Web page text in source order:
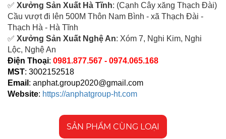
✅ Xưởng Sản Xuất Hà Tĩnh: (Cạnh Cây xăng Thạch Đài)
Cầu vượt đi lên 500M Thôn Nam Bình - xã Thạch Đài -
Thạch Hà - Hà Tĩnh
✅ Xưởng Sản Xuất Nghệ An: Xóm 7, Nghi Kim, Nghi
Lộc, Nghệ An
Điện Thoại: 0981.877.567 - 0974.065.168
MST: 3002152518
Email : anphat.group2020@gmail.com
Website: https://anphatgroup-ht.com
SẢN PHẨM CÙNG LOẠI